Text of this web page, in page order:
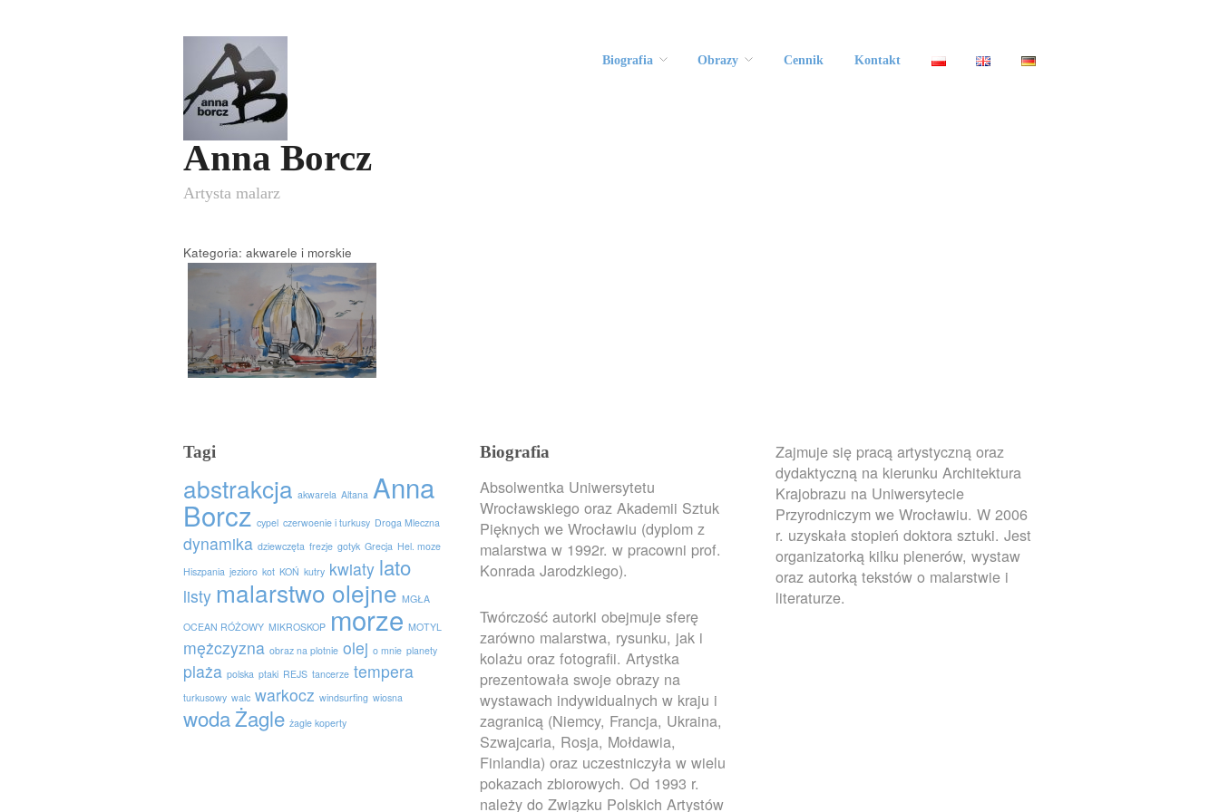
Anna Borcz
Artysta malarz
Biografia Obrazy Cennik Kontakt
Kategoria: akwarele i morskie
Tagi
abstrakcja akwarela Altana Anna
Borcz cypel czerwoenie i turkusy Droga Mleczna
dynamika dziewczęta frezje gotyk Grecja Hel. moze
Hiszpania jezioro kot KOŃ kutry kwiaty lato
listy malarstwo olejne MGŁA
OCEAN RÓŻOWY MIKROSKOP morze MOTYL
mężczyzna obraz na plotnie olej o mnie planety
plaża polska ptaki REJS tancerze tempera
turkusowy walc warkocz windsurfing wiosna
wodaŻagle żagle koperty
Biografia
Absolwentka Uniwersytetu
Wrocławskiego oraz Akademii Sztuk
Pięknych we Wrocławiu (dyplom z
malarstwa w 1992r. w pracowni prof.
Konrada Jarodzkiego).
Twórczość autorki obejmuje sferę
zarówno malarstwa, rysunku, jak i
kolażu oraz fotografii. Artystka
prezentowała swoje obrazy na
wystawach indywidualnych w kraju i
zagranicą (Niemcy, Francja, Ukraina,
Szwajcaria, Rosja, Mołdawia,
Finlandia) oraz uczestniczyła w wielu
pokazach zbiorowych. Od 1993 r.
należy do Związku Polskich Artystów
Zajmuje się pracą artystyczną oraz
dydaktyczną na kierunku Architektura
Krajobrazu na Uniwersytecie
Przyrodniczym we Wrocławiu. W 2006
r. uzyskała stopień doktora sztuki. Jest
organizatorką kilku plenerów, wystaw
oraz autorką tekstów o malarstwie i
literaturze.